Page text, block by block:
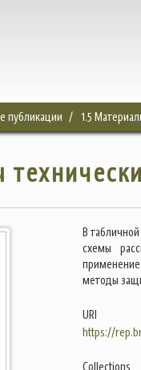
публикации 1.5
В
схемы
методы
URI
https://
Collections